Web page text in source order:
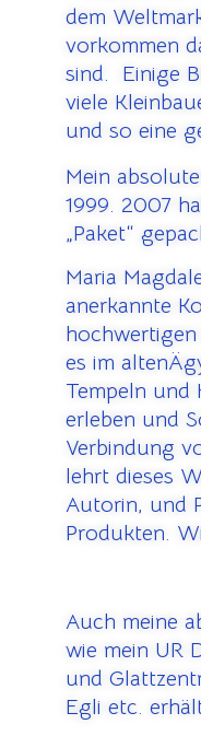
dem
vorkommen
sind. Einige
viele
und so eine
Mein
1999. 2007
„Paket“
Maria
anerkannte
es im
Tempeln
erleben und
Verbindung
lehrt dieses
Autorin, und
Produkten.
Auch meine
wie mein UR
und
Egli etc.